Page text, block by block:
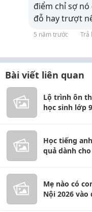
điểm chỉ sợ
đỗ hay trượt
5 năm trước Trả
Bài viết liên quan
Lộ trình ôn
học sinh lớp 9
Học tiếng
quả dành
Mẹ nào có
Nội 2026